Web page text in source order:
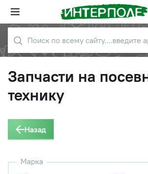
Запчасти на
технику
Назад
Марка